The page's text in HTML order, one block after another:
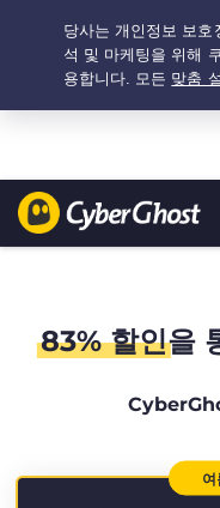
추천 옵션: 최저가 -
83% 할인을